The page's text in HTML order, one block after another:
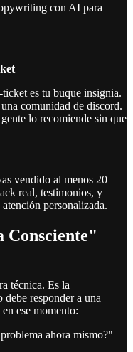
con AI para
es tu buque insignia.
comunidad de discord.
lo recomiende sin que
vendido al menos 20
real, testimonios, y
personalizada.
Consciente"
técnica. Es la
debe responder a una
ese momento:
ahora mismo?"